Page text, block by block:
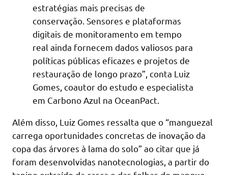
estratégias mais precisas de
conservação. Sensores e plataformas
digitais de monitoramento em tempo
real ainda fornecem dados valiosos para
políticas públicas eficazes e projetos de
restauração de longo prazo”, conta Luiz
Gomes, coautor do estudo e especialista
em Carbono Azul na OceanPact.
Além disso, Luiz Gomes ressalta que o “manguezal
carrega oportunidades concretas de inovação da
copa das árvores à lama do solo” ao citar que já
foram desenvolvidas nanotecnologias, a partir do